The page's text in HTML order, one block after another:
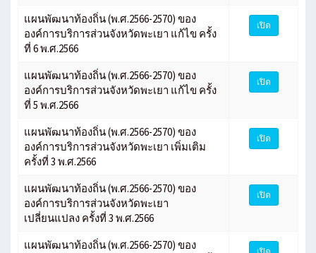
แผนพัฒนาท้องถิ่น (พ.ศ.2566-2570) ของ
องค์การบริการส่วนจังหวัดพะเยา แก้ไข ครั้ง
ที่ 6 พ.ศ.2566
เปิด
แผนพัฒนาท้องถิ่น (พ.ศ.2566-2570) ของ
องค์การบริการส่วนจังหวัดพะเยา แก้ไข ครั้ง
ที่ 5 พ.ศ.2566
เปิด
แผนพัฒนาท้องถิ่น (พ.ศ.2566-2570) ของ
องค์การบริการส่วนจังหวัดพะเยา เพิ่มเติม
ครั้งที่ 3 พ.ศ.2566
เปิด
แผนพัฒนาท้องถิ่น (พ.ศ.2566-2570) ของ
องค์การบริการส่วนจังหวัดพะเยา
เปลี่ยนแปลง ครั้งที่ 3 พ.ศ.2566
เปิด
แผนพัฒนาท้องถิ่น (พ.ศ.2566-2570) ของ